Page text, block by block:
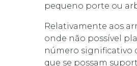
pequeno porte ou
Relativamente aos
onde não possível
número significativo
que se possam